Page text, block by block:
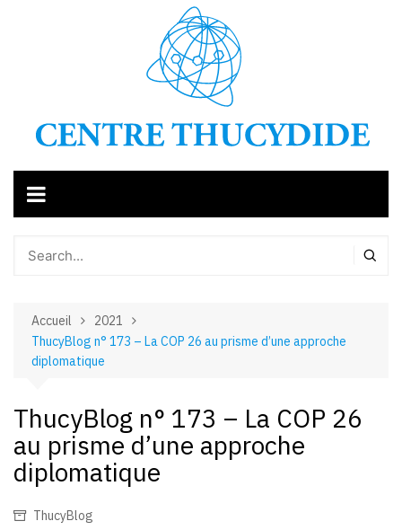
Accueil
2021
ThucyBlog n° 173 – La COP 26 au prisme d’une approche
diplomatique
ThucyBlog n° 173 – La COP 26
au prisme d’une approche
diplomatique
ThucyBlog